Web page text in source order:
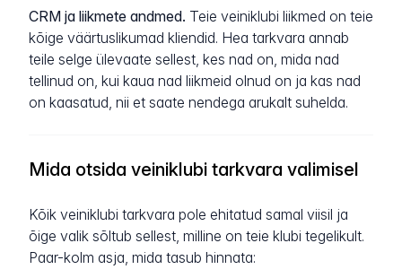
CRM ja liikmete andmed. Teie veiniklubi liikmed on teie
kõige väärtuslikumad kliendid. Hea tarkvara annab
teile selge ülevaate sellest, kes nad on, mida nad
tellinud on, kui kaua nad liikmeid olnud on ja kas nad
on kaasatud, nii et saate nendega arukalt suhelda.
Mida otsida veiniklubi tarkvara valimisel
Kõik veiniklubi tarkvara pole ehitatud samal viisil ja
õige valik sõltub sellest, milline on teie klubi tegelikult.
Paar-kolm asja, mida tasub hinnata: